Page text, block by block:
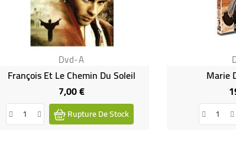
Dvd-A
François Et Le Chemin Du Soleil
7,00 €Prix
Rupture De Stock
Marie